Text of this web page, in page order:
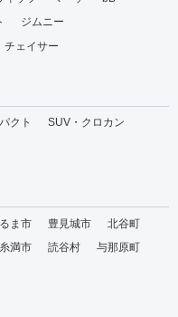
ジムニー
チェイサー
クト
SUV・クロカン
ま市 豊見城市
北谷町
糸満市 読谷村
与那原町